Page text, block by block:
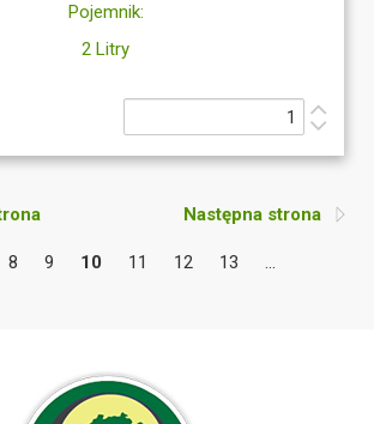
Pojemnik:
2 Litry
8 9 10 11 12 13 ...
Następna strona